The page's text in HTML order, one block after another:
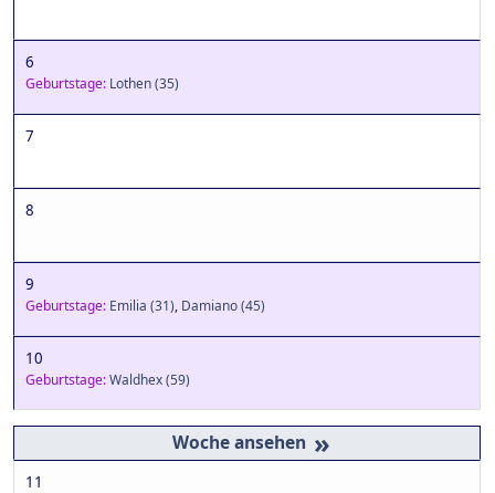
6
Geburtstage: Lothen(35)
7
8
9
Geburtstage: Emilia (31), Damiano(45)
10
Geburtstage:Waldhex(59)
»
11